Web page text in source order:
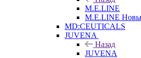
M.E.LINE
M.E.LINE
MD:CEUTICALS
JUVENA
Назад
JUVENA